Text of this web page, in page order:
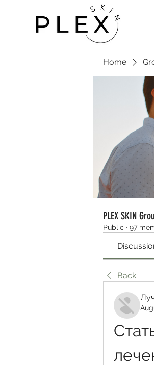
Home
PLEX SKIN
Public · 97
Back